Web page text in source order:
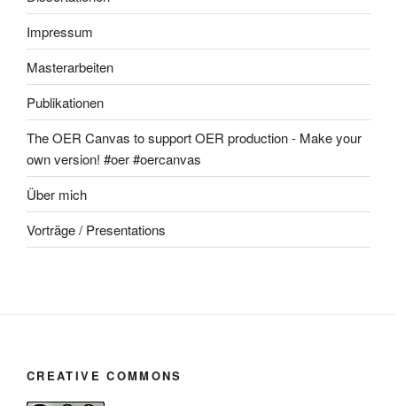
Impressum
Masterarbeiten
Publikationen
The OER Canvas to support OER production - Make your
own version! #oer #oercanvas
Über mich
Vorträge / Presentations
CREATIVE COMMONS